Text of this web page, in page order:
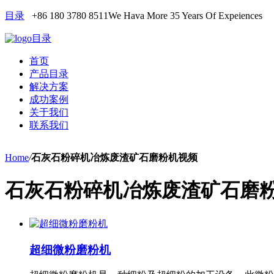
目录 +86 180 3780 8511We Hava More 35 Years Of Expeiences
目录
首页
产品目录
解决方案
成功案例
关于我们
联系我们
Home/石灰石粉碎机冶炼废渣矿石磨粉机视频
石灰石粉碎机冶炼废渣矿石磨
超细微粉磨粉机